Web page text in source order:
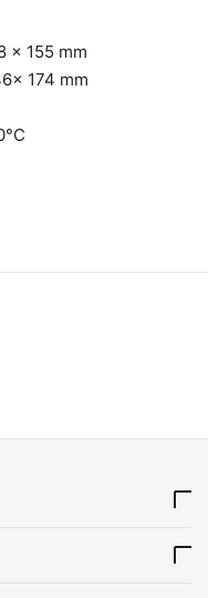
x 155 mm
174 mm
TEC Μεταλλικό Κουτί